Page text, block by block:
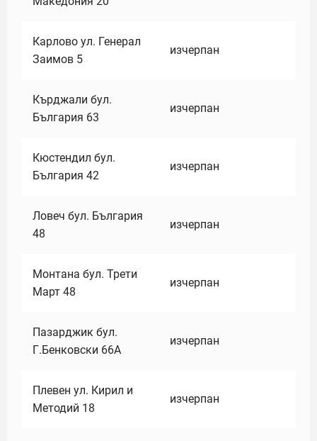
Карлово ул. Генерал
Заимов 5
изчерпан
Кърджали бул.
България 63
изчерпан
Кюстендил бул.
България 42
изчерпан
Ловеч бул. България
48
изчерпан
Монтана бул. Трети
Март 48
изчерпан
Пазарджик бул.
Г.Бенковски 66А
изчерпан
Плевен ул. Кирил и
Методий 18
изчерпан